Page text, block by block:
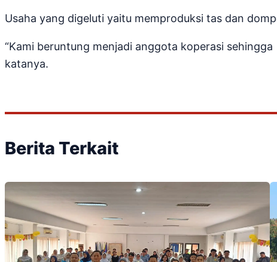
Usaha yang digeluti yaitu memproduksi tas dan
“Kami beruntung menjadi anggota koperasi
katanya.
Berita Terkait